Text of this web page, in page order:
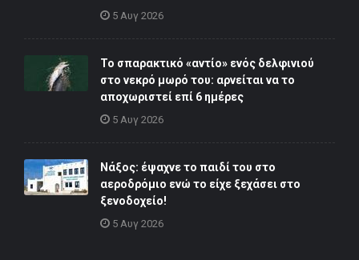
5 Αυγ 2026
Το σπαρακτικό «αντίο» ενός δελφινιού
στο νεκρό μωρό του: αρνείται να το
αποχωριστεί επί 6 ημέρες
5 Αυγ 2026
Νάξος: έψαχνε το παιδί του στο
αεροδρόμιο ενώ το είχε ξεχάσει στο
ξενοδοχείο!
5 Αυγ 2026